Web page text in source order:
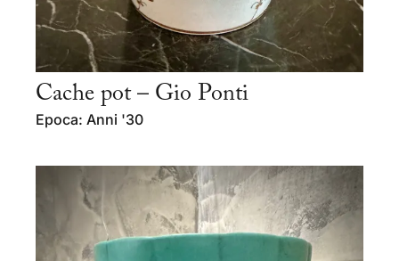
Cache pot – Gio Ponti
Epoca: Anni '30